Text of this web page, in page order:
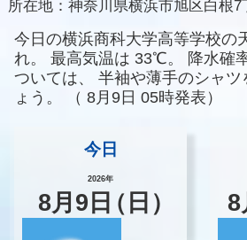
所在地： 神奈川県横浜市旭区白根7
今日の横浜商科大学高等学校の
れ。
最高気温は 33℃。 降水確
ついては、
半袖や薄手のシャツ
ょう。
（ 8月9日 05時発表）
今日
2026年
8月 9 日（日） 8